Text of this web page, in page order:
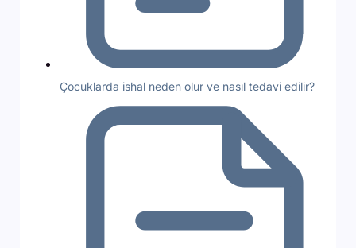
Çocuklarda ishal neden olur ve nasıl tedavi edilir?